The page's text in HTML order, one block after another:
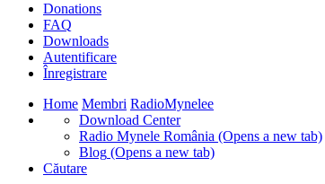
Donations
FAQ
Downloads
Autentificare
Înregistrare
Home Membri RadioMynelee
Download Center
Radio Mynele România (Opens a new tab)
Blog (Opens a new tab)
Căutare